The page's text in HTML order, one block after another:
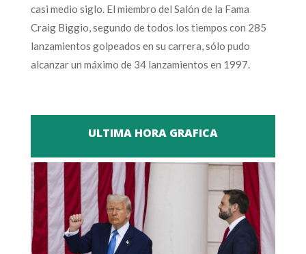
casi medio siglo. El miembro del Salón de la Fama
Craig Biggio, segundo de todos los tiempos con 285
lanzamientos golpeados en su carrera, sólo pudo
alcanzar un máximo de 34 lanzamientos en 1997.
ULTIMA HORA GRAFICA